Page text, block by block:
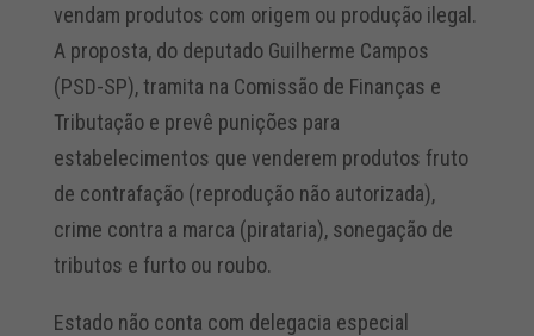
vendam produtos com origem ou produção ilegal.
A proposta, do deputado Guilherme Campos
(PSD-SP), tramita na Comissão de Finanças e
Tributação e prevê punições para
estabelecimentos que venderem produtos fruto
de contrafação (reprodução não autorizada),
crime contra a marca (pirataria), sonegação de
tributos e furto ou roubo.
Estado não conta com delegacia especial